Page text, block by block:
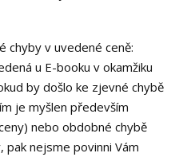
chyby v uvedené ceně:
u E-booku v okamžiku
by došlo ke zjevné chybě
je myšlen především
nebo obdobné chybě
pak nejsme povinni Vám